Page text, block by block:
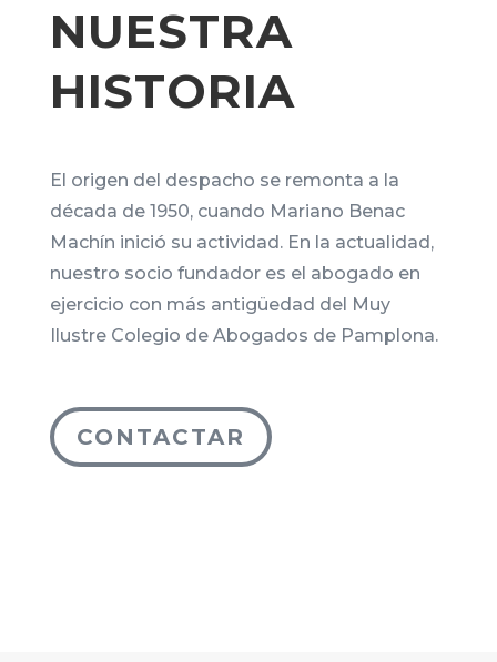
NUESTRA
HISTORIA
El origen del despacho se remonta a la
década de 1950, cuando Mariano Benac
Machín inició su actividad. En la actualidad,
nuestro socio fundador es el abogado en
ejercicio con más antigüedad del Muy
Ilustre Colegio de Abogados de Pamplona.
CONTACTAR